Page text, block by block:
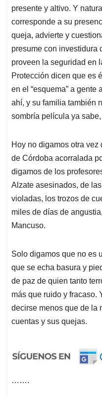
presente y altivo. Y
corresponde a su
queja, advierte y
presume con investidura
proveen la seguridad en
Protección dicen que es
en el “esquema” a gente
ahí, y su familia también
sombría película ya
Hoy no digamos otra
de Córdoba acorralada
digamos de los
Alzate asesinados, de
violadas, los trozos de
miles de días de
Mancuso.
Solo digamos que no es
que se echa basura y
de paz de quien tanto
más que ruido y fracaso.
decirse menos que de la
cuentas y sus quejas.
…….